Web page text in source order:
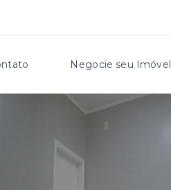
Negocie seu Imóvel